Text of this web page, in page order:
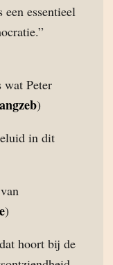
een essentieel
wat Peter
)
in dit
)
hoort bij de